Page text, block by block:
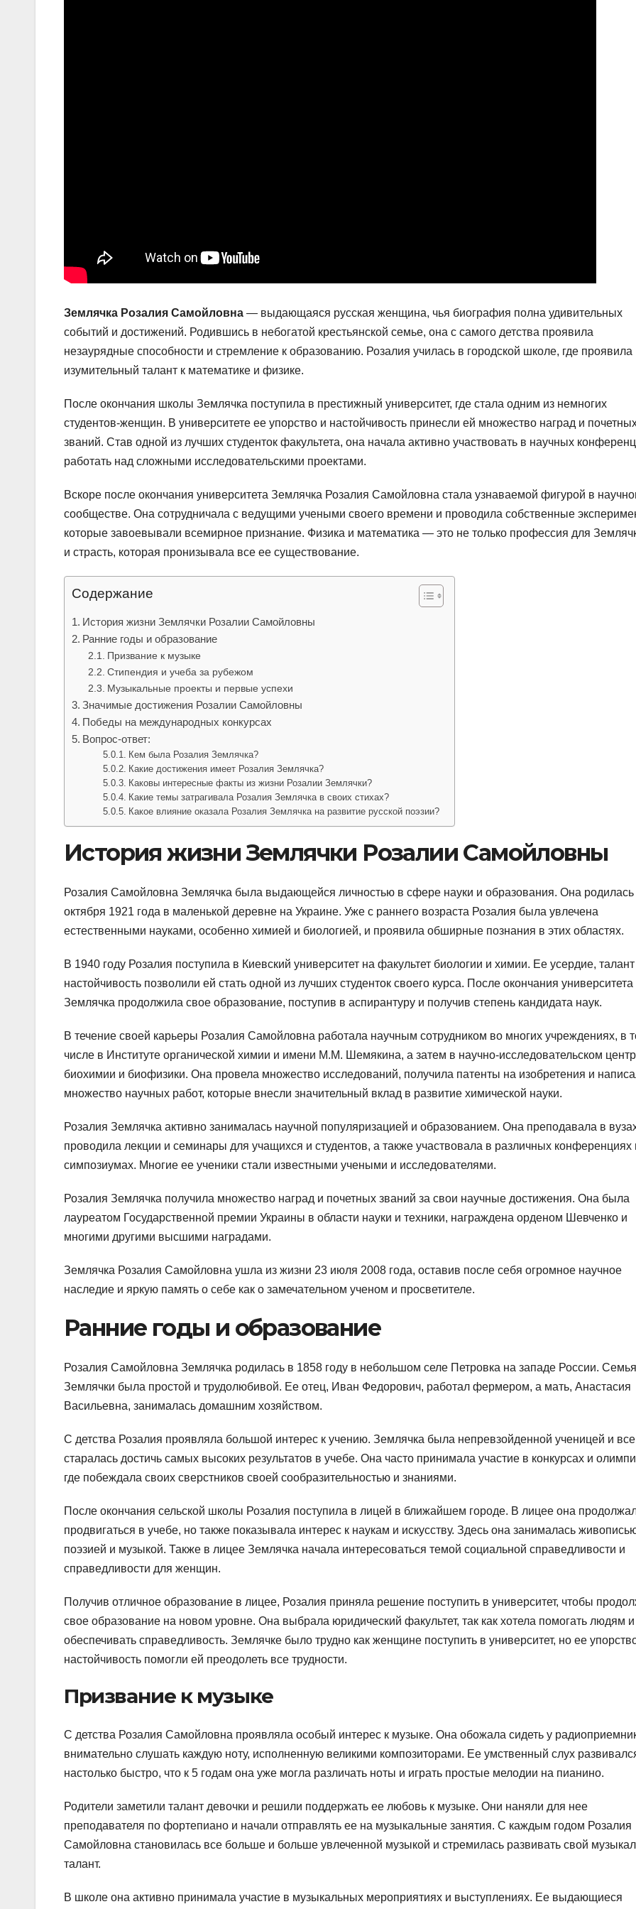
Землячка Розалия Самойловна — выдающаяся русская женщина, чья биография полна удивительных
событий и достижений. Родившись в небогатой крестьянской семье, она с самого детства проявила
незаурядные способности и стремление к образованию. Розалия училась в городской школе, где проявила
изумительный талант к математике и физике.
После окончания школы Землячка поступила в престижный университет, где стала одним из немногих
студентов-женщин. В университете ее упорство и настойчивость принесли ей множество наград и
званий. Став одной из лучших студенток факультета, она начала активно участвовать в научных
работать над сложными исследовательскими проектами.
Вскоре после окончания университета Землячка Розалия Самойловна стала узнаваемой фигурой в
сообществе. Она сотрудничала с ведущими учеными своего времени и проводила собственные
которые завоевывали всемирное признание. Физика и математика — это не только профессия для
и страсть, которая пронизывала все ее существование.
Содержание
История жизни Землячки Розалии Самойловны
Ранние годы и образование
Призвание к музыке
Стипендия и учеба за рубежом
Музыкальные проекты и первые успехи
Значимые достижения Розалии Самойловны
Победы на международных конкурсах
Вопрос-ответ:
Кем была Розалия Землячка?
Какие достижения имеет Розалия Землячка?
Каковы интересные факты из жизни Розалии Землячки?
Какие темы затрагивала Розалия Землячка в своих стихах?
Какое влияние оказала Розалия Землячка на развитие русской поэзии?
История жизни Землячки Розалии Самойловны
Розалия Самойловна Землячка была выдающейся личностью в сфере науки и образования. Она родилась
октября 1921 года в маленькой деревне на Украине. Уже с раннего возраста Розалия была увлечена
естественными науками, особенно химией и биологией, и проявила обширные познания в этих областях.
В 1940 году Розалия поступила в Киевский университет на факультет биологии и химии. Ее усердие,
настойчивость позволили ей стать одной из лучших студенток своего курса. После окончания университета
Землячка продолжила свое образование, поступив в аспирантуру и получив степень кандидата наук.
В течение своей карьеры Розалия Самойловна работала научным сотрудником во многих учреждениях, в
числе в Институте органической химии и имени М.М. Шемякина, а затем в научно-исследовательском
биохимии и биофизики. Она провела множество исследований, получила патенты на изобретения и
множество научных работ, которые внесли значительный вклад в развитие химической науки.
Розалия Землячка активно занималась научной популяризацией и образованием. Она преподавала в
проводила лекции и семинары для учащихся и студентов, а также участвовала в различных конференциях
симпозиумах. Многие ее ученики стали известными учеными и исследователями.
Розалия Землячка получила множество наград и почетных званий за свои научные достижения. Она была
лауреатом Государственной премии Украины в области науки и техники, награждена орденом Шевченко и
многими другими высшими наградами.
Землячка Розалия Самойловна ушла из жизни 23 июля 2008 года, оставив после себя огромное научное
наследие и яркую память о себе как о замечательном ученом и просветителе.
Ранние годы и образование
Розалия Самойловна Землячка родилась в 1858 году в небольшом селе Петровка на западе России. Семья
Землячки была простой и трудолюбивой. Ее отец, Иван Федорович, работал фермером, а мать, Анастасия
Васильевна, занималась домашним хозяйством.
С детства Розалия проявляла большой интерес к учению. Землячка была непревзойденной ученицей и
старалась достичь самых высоких результатов в учебе. Она часто принимала участие в конкурсах и
где побеждала своих сверстников своей сообразительностью и знаниями.
После окончания сельской школы Розалия поступила в лицей в ближайшем городе. В лицее она
продвигаться в учебе, но также показывала интерес к наукам и искусству. Здесь она занималась
поэзией и музыкой. Также в лицее Землячка начала интересоваться темой социальной справедливости и
справедливости для женщин.
Получив отличное образование в лицее, Розалия приняла решение поступить в университет, чтобы
свое образование на новом уровне. Она выбрала юридический факультет, так как хотела помогать людям и
обеспечивать справедливость. Землячке было трудно как женщине поступить в университет, но ее
настойчивость помогли ей преодолеть все трудности.
Призвание к музыке
С детства Розалия Самойловна проявляла особый интерес к музыке. Она обожала сидеть у
внимательно слушать каждую ноту, исполненную великими композиторами. Ее умственный слух
настолько быстро, что к 5 годам она уже могла различать ноты и играть простые мелодии на пианино.
Родители заметили талант девочки и решили поддержать ее любовь к музыке. Они наняли для нее
преподавателя по фортепиано и начали отправлять ее на музыкальные занятия. С каждым годом Розалия
Самойловна становилась все больше и больше увлеченной музыкой и стремилась развивать свой
талант.
В школе она активно принимала участие в музыкальных мероприятиях и выступлениях. Ее выдающиеся